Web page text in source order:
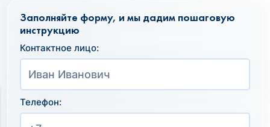
Заполняйте форму, и мы дадим пошаговую
инструкцию
Контактное лицо:
Телефон: